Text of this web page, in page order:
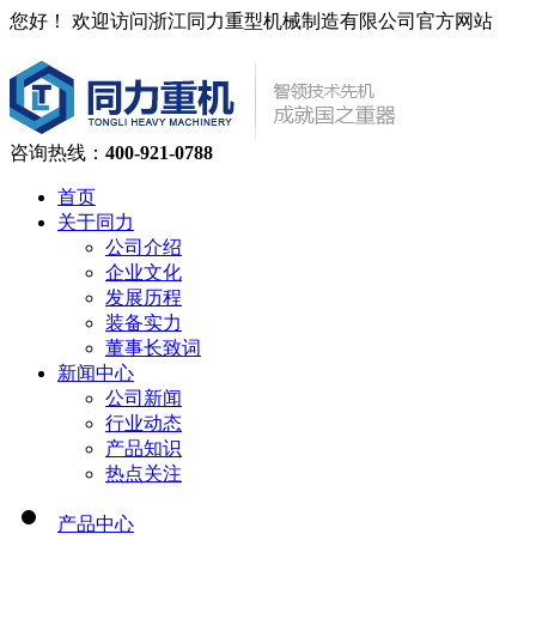
您好！ 欢迎访问浙江同力重型机械制造有限公司官方网站
咨询热线： 400-921-0788
首页
关于同力
公司介绍
企业文化
发展历程
装备实力
董事长致词
新闻中心
公司新闻
行业动态
产品知识
热点关注
产品中心